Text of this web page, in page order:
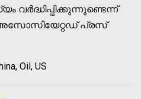
വർദ്ധിപ്പിക്കുന്നുണ്ടെന്ന്
പ്രസ്
Oil, US